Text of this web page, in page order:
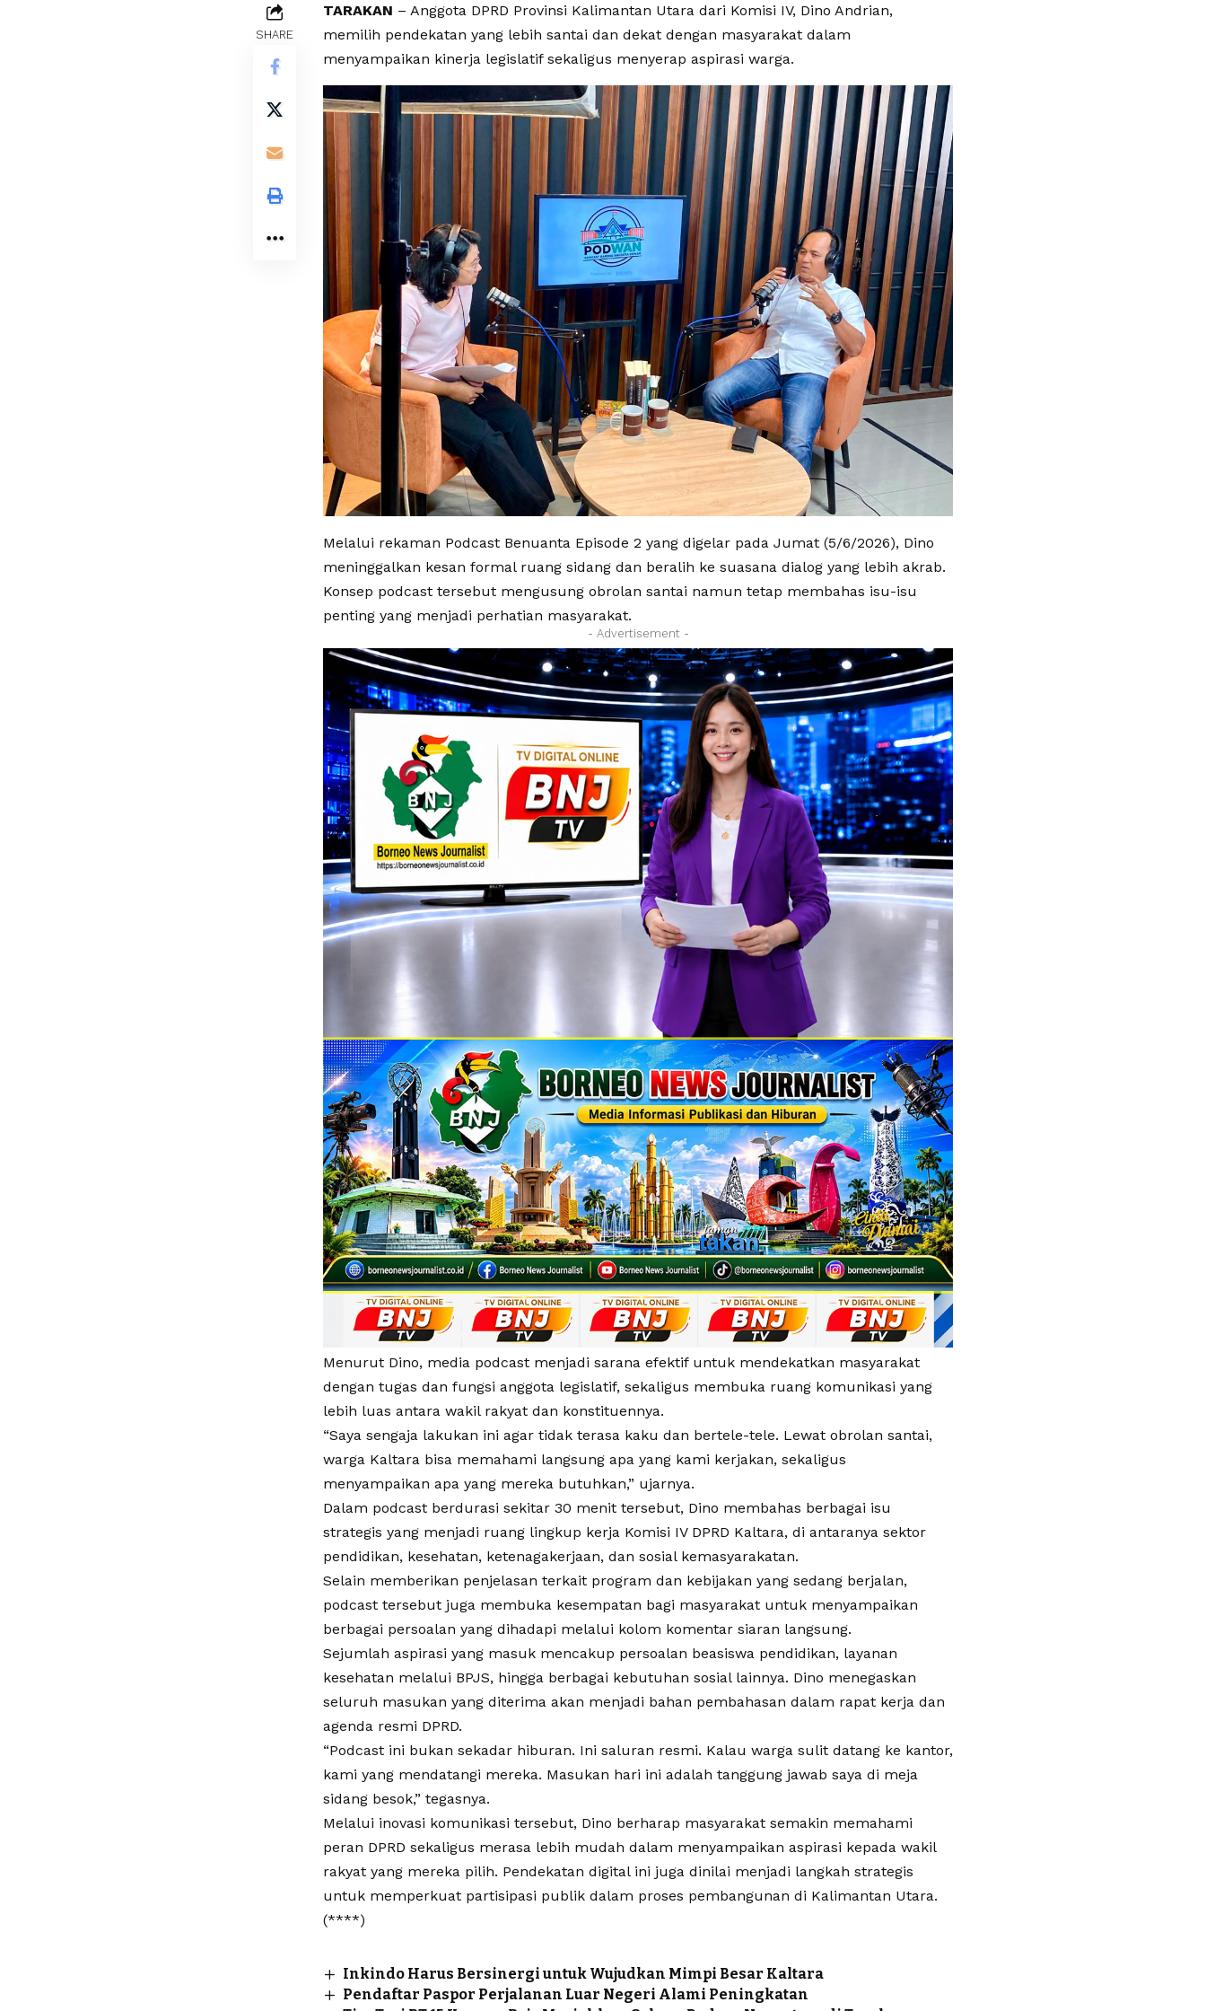
SHARE
TARAKAN – Anggota DPRD Provinsi Kalimantan Utara dari Komisi IV, Dino Andrian,
memilih pendekatan yang lebih santai dan dekat dengan masyarakat dalam
menyampaikan kinerja legislatif sekaligus menyerap aspirasi warga.
Melalui rekaman Podcast Benuanta Episode 2 yang digelar pada Jumat (5/6/2026), Dino
meninggalkan kesan formal ruang sidang dan beralih ke suasana dialog yang lebih akrab.
Konsep podcast tersebut mengusung obrolan santai namun tetap membahas isu-isu
penting yang menjadi perhatian masyarakat.
- Advertisement -
Menurut Dino, media podcast menjadi sarana efektif untuk mendekatkan masyarakat
dengan tugas dan fungsi anggota legislatif, sekaligus membuka ruang komunikasi yang
lebih luas antara wakil rakyat dan konstituennya.
“Saya sengaja lakukan ini agar tidak terasa kaku dan bertele-tele. Lewat obrolan santai,
warga Kaltara bisa memahami langsung apa yang kami kerjakan, sekaligus
menyampaikan apa yang mereka butuhkan,” ujarnya.
Dalam podcast berdurasi sekitar 30 menit tersebut, Dino membahas berbagai isu
strategis yang menjadi ruang lingkup kerja Komisi IV DPRD Kaltara, di antaranya sektor
pendidikan, kesehatan, ketenagakerjaan, dan sosial kemasyarakatan.
Selain memberikan penjelasan terkait program dan kebijakan yang sedang berjalan,
podcast tersebut juga membuka kesempatan bagi masyarakat untuk menyampaikan
berbagai persoalan yang dihadapi melalui kolom komentar siaran langsung.
Sejumlah aspirasi yang masuk mencakup persoalan beasiswa pendidikan, layanan
kesehatan melalui BPJS, hingga berbagai kebutuhan sosial lainnya. Dino menegaskan
seluruh masukan yang diterima akan menjadi bahan pembahasan dalam rapat kerja dan
agenda resmi DPRD.
“Podcast ini bukan sekadar hiburan. Ini saluran resmi. Kalau warga sulit datang ke kantor,
kami yang mendatangi mereka. Masukan hari ini adalah tanggung jawab saya di meja
sidang besok,” tegasnya.
Melalui inovasi komunikasi tersebut, Dino berharap masyarakat semakin memahami
peran DPRD sekaligus merasa lebih mudah dalam menyampaikan aspirasi kepada wakil
rakyat yang mereka pilih. Pendekatan digital ini juga dinilai menjadi langkah strategis
untuk memperkuat partisipasi publik dalam proses pembangunan di Kalimantan Utara.
(****)
Inkindo Harus Bersinergi untuk Wujudkan Mimpi Besar Kaltara
Pendaftar Paspor Perjalanan Luar Negeri Alami Peningkatan